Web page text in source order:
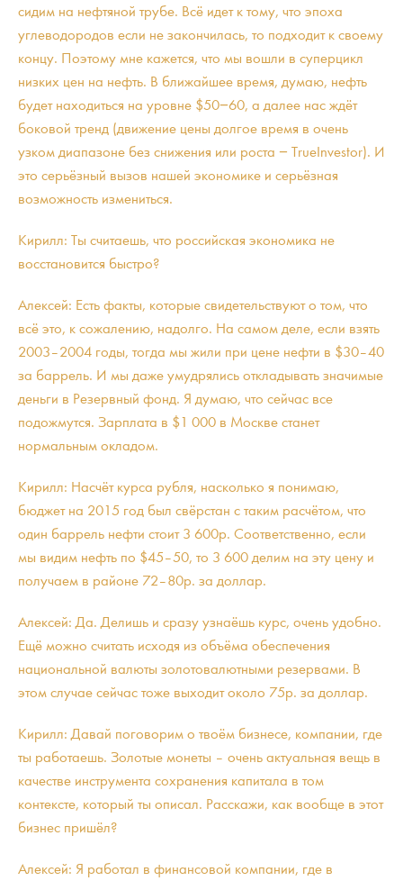
сидим на нефтяной трубе. Всё идет к тому, что эпоха
углеводородов если не закончилась, то подходит к своему
концу. Поэтому мне кажется, что мы вошли в суперцикл
низких цен на нефть. В ближайшее время, думаю, нефть
будет находиться на уровне $50−60, а далее нас ждёт
боковой тренд (движение цены долгое время в очень
узком диапазоне без снижения или роста − TrueInvestor). И
это серьёзный вызов нашей экономике и серьёзная
возможность измениться.
Кирилл: Ты считаешь, что российская экономика не
восстановится быстро?
Алексей: Есть факты, которые свидетельствуют о том, что
всё это, к сожалению, надолго. На самом деле, если взять
2003–2004 годы, тогда мы жили при цене нефти в $30–40
за баррель. И мы даже умудрялись откладывать значимые
деньги в Резервный фонд. Я думаю, что сейчас все
подожмутся. Зарплата в $1 000 в Москве станет
нормальным окладом.
Кирилл: Насчёт курса рубля, насколько я понимаю,
бюджет на 2015 год был свёрстан с таким расчётом, что
один баррель нефти стоит 3 600р. Соответственно, если
мы видим нефть по $45–50, то 3 600 делим на эту цену и
получаем в районе 72–80р. за доллар.
Алексей: Да. Делишь и сразу узнаёшь курс, очень удобно.
Ещё можно считать исходя из объёма обеспечения
национальной валюты золотовалютными резервами. В
этом случае сейчас тоже выходит около 75р. за доллар.
Кирилл: Давай поговорим о твоём бизнесе, компании, где
ты работаешь. Золотые монеты – очень актуальная вещь в
качестве инструмента сохранения капитала в том
контексте, который ты описал. Расскажи, как вообще в этот
бизнес пришёл?
Алексей: Я работал в финансовой компании, где в